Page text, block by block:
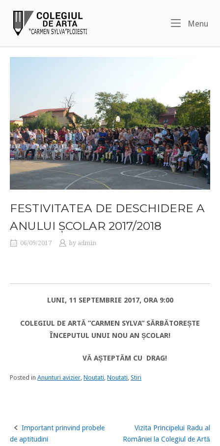
content
Menu
FESTIVITATEA DE DESCHIDERE A
ANULUI ȘCOLAR 2017/2018
06/09/2017 by admin
LUNI, 11 SEPTEMBRIE 2017, ORA 9:00
COLEGIUL DE ARTĂ ”CARMEN SYLVA” SĂRBĂTOREȘTE
ÎNCEPUTUL UNUI NOU AN ȘCOLAR!
VĂ AȘTEPTĂM CU DRAG!
Posted in Anunturi avizier, Noutati, Noutati, Stiri
Post
Important prinvind probele
de aptitudini
Vizita Principelui Radu al
României la Colegiul de Artă